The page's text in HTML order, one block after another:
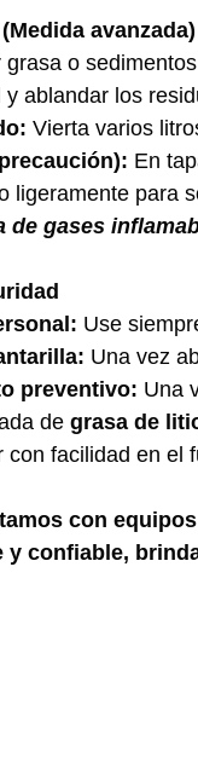
avanzada)
o
ablandar los
Vierta varios
En
ligeramente para
de gases
Use
Una vez
preventivo: Una
de grasa de
con facilidad en el
con
y confiable,